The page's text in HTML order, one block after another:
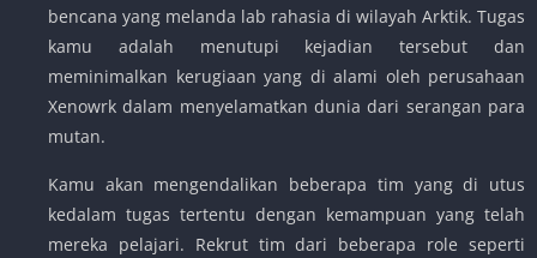
bencana yang melanda lab rahasia di wilayah Arktik. Tugas
kamu adalah menutupi kejadian tersebut dan
meminimalkan kerugiaan yang di alami oleh perusahaan
Xenowrk dalam menyelamatkan dunia dari serangan para
mutan.
Kamu akan mengendalikan beberapa tim yang di utus
kedalam tugas tertentu dengan kemampuan yang telah
mereka pelajari. Rekrut tim dari beberapa role seperti